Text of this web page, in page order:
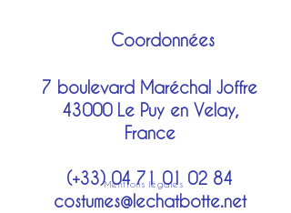
Mentions légales
Coordonnées
7 boulevard Maréchal Joffre
43000 Le Puy en Velay,
France
(+33)04 71 01 02 84
costumes@lechatbotte.net